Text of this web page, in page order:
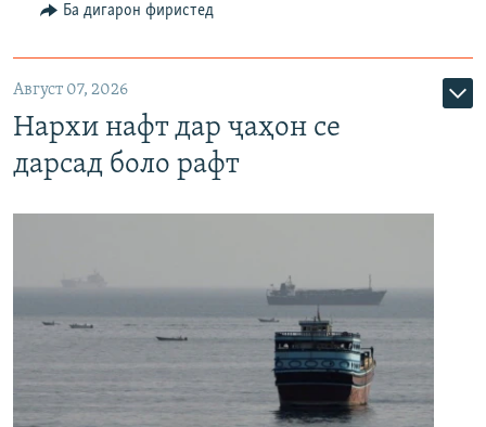
Ба дигарон фиристед
Август 07, 2026
Нархи нафт дар ҷаҳон се
дарсад боло рафт